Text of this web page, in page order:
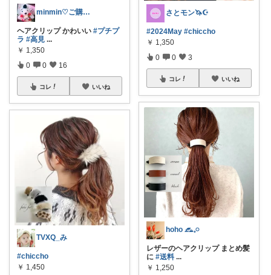
minmin♡ご購入感謝♡
ヘアクリップ かわいい #プチプ
ラ #高見 ...
￥ 1,350
0 0 16
コレ いいね
TVXQ_み
#chiccho
￥ 1,450
さとモン🦄☪️
#2024May #chiccho
￥ 1,350
0 0 3
コレ いいね
hoho 𓃺𓈒𓏸
レザーのヘアクリップ まとめ髪
に #送料 ...
￥ 1,250